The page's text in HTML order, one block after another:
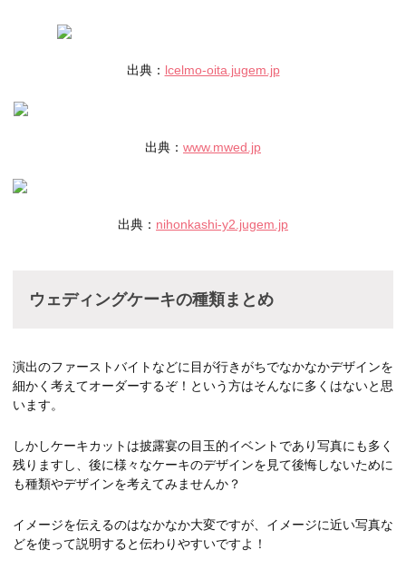
出典： lcelmo-oita.jugem.jp
出典： www.mwed.jp
出典： nihonkashi-y2.jugem.jp
ウェディングケーキの種類まとめ
演出のファーストバイトなどに目が行きがちでなかなかデザインを
細かく考えてオーダーするぞ！という方はそんなに多くはないと思
います。
しかしケーキカットは披露宴の目玉的イベントであり写真にも多く
残りますし、後に様々なケーキのデザインを見て後悔しないために
も種類やデザインを考えてみませんか？
イメージを伝えるのはなかなか大変ですが、イメージに近い写真な
どを使って説明すると伝わりやすいですよ！